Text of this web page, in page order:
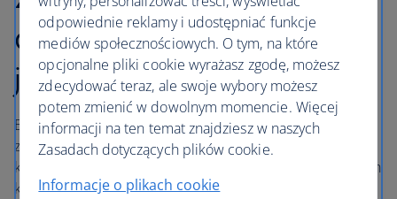
online w British Airways
jest szybkie i łatwe
British Airways dokłada wszelkich starań, aby podczas
zabezpieczania płatności online zachować poufność
klienta. Obejmuje to zapewnienie bezpieczeństwa danych
karty kredytowej i innych danych osobowych.
odpowiednie reklamy i udostępniać funkcje
mediów społecznościowych. O tym, na które
opcjonalne pliki cookie wyrażasz zgodę, możesz
zdecydować teraz, ale swoje wybory możesz
potem zmienić w dowolnym momencie. Więcej
informacji na ten temat znajdziesz w naszych
Zasadach dotyczących plików cookie.
Informacje o plikach cookie